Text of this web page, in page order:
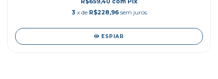
3 x de R$228,96 sem juros
ESPIAR